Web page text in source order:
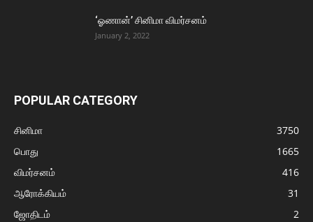
‘ஓணான்’ சினிமா விமர்சனம்
January 2, 2022
POPULAR CATEGORY
சினிமா
3750
பொது
1665
விமர்சனம்
416
ஆரோக்கியம்
31
ஜோதிடம்
2